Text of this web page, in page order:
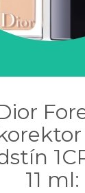
11 ml: